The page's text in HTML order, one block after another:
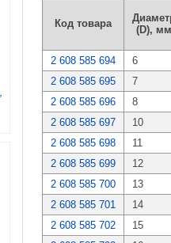
Код товара
(D), мм
2 608 585 694
6
2 608 585 695
7
2 608 585 696
8
2 608 585 697
10
2 608 585 698
11
2 608 585 699
12
2 608 585 700
13
2 608 585 701
14
2 608 585 702
15